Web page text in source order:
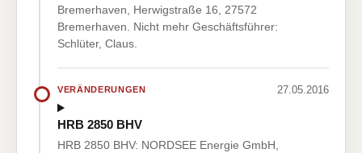
Bremerhaven, Herwigstraße 16, 27572
Bremerhaven. Nicht mehr Geschäftsführer:
Schlüter, Claus.
VERÄNDERUNGEN 27.05.2016
HRB 2850 BHV
HRB 2850 BHV: NORDSEE Energie GmbH,